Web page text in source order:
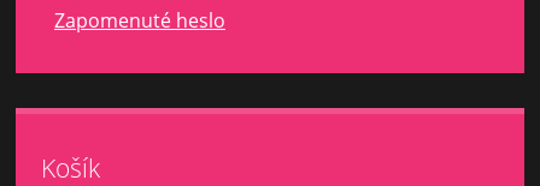
Zapomenuté heslo
Košík